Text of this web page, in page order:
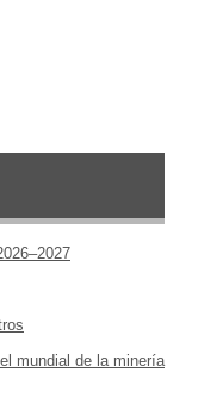
mundial de la minería